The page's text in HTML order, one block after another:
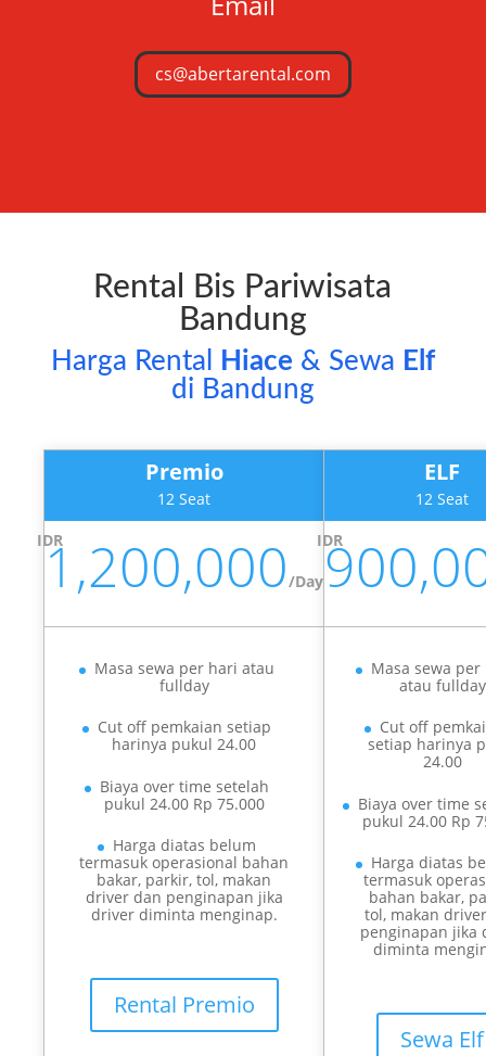
cs@abertarental.com
Rental Bis Pariwisata
Bandung
Harga Rental Hiace & Sewa Elf
di Bandung
Premio
12 Seat
IDR
1,200,000/Day
Masa sewa per hari atau
fullday
Cut off pemkaian setiap
harinya pukul 24.00
Biaya over time setelah
pukul 24.00 Rp 75.000
Harga diatas belum
termasuk operasional bahan
bakar, parkir, tol, makan
driver dan penginapan jika
driver diminta menginap.
Rental Premio
ELF
12 Seat
IDR
Masa sewa
atau fullday
Cut off
setiap harinya
24.00
Biaya over time
pukul 24.00 Rp
Harga diatas
termasuk
bahan bakar,
tol, makan
penginapan jika
diminta
Sewa Elf